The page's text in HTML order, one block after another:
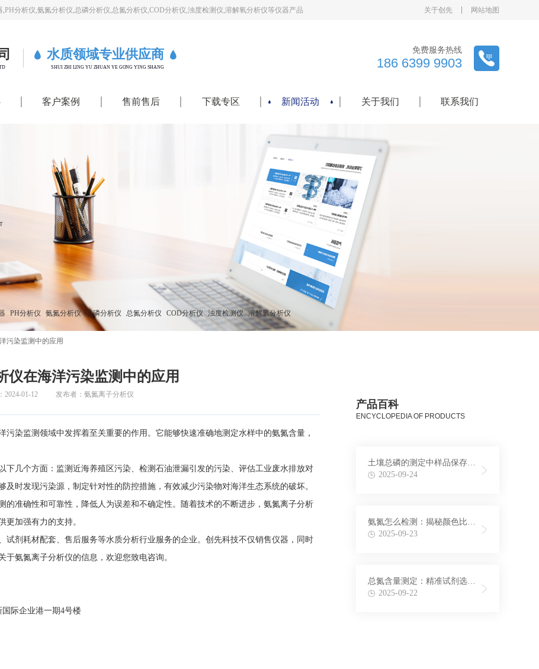
分析仪,氨氮分析仪,总磷分析仪,总氮分析仪,COD分析仪,浊度检测仪,溶解氧分析仪等仪器产品 关于创先 网站地图
水质领域专业供应商
SHUI ZHI LING YU ZHUAN YE GONG YING SHANG
免费服务热线
186 6399 9903
客户案例 售前售后 下载专区 新闻活动 关于我们 联系我们
PH分析仪 氨氮分析仪 总磷分析仪 总氮分析仪 COD分析仪 浊度检测仪 溶解氧分析仪
污染监测中的应用
仪在海洋污染监测中的应用
2024-01-12 发布者：氨氮离子分析仪
污染监测领域中发挥着至关重要的作用。它能够快速准确地测定水样中的氨氮含量，
几个方面：监测近海养殖区污染、检测石油泄漏引发的污染、评估工业废水排放对
时发现污染源，制定针对性的防控措施，有效减少污染物对海洋生态系统的破坏。
的准确性和可靠性，降低人为误差和不确定性。随着技术的不断进步，氨氮离子分析
更加强有力的支持。
剂耗材配套、售后服务等水质分析行业服务的企业。创先科技不仅销售仪器，同时
氨氮离子分析仪的信息，欢迎您致电咨询。
际企业港一期4号楼
产品百科
ENCYCLOPEDIA OF PRODUCTS
土壤总磷的测定中样品保存条
件与时间探究
2025-09-24
氨氮怎么检测：揭秘颜色比色
法在氨氮检测中的应用
2025-09-23
总氮含量测定：精准试剂选择
与配制方法揭秘
2025-09-22